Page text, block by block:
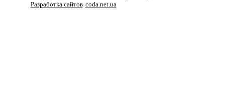
Разработка сайтов coda.net.ua